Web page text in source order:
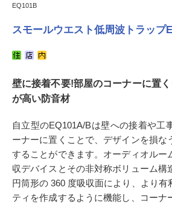
動画
かたなび コラム
すまいリング
Q＆A 販売
お気に入り
EQ101B
スモールウエスト低周波トラップ
壁に接着不要!部屋のコーナーに置
が高い防音材
自立型のEQ101A/Bは壁への接着や工
ーナーに置くことで、デザインを損な
することができます。オーディオルー
収デバイスとその非対称ボリューム構
円筒形の 360 度吸収面により、より有
ティを作成するように機能し、コーナ